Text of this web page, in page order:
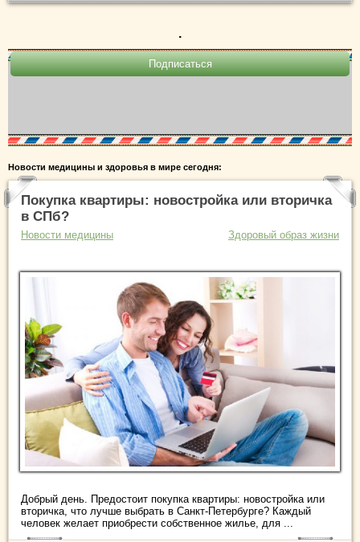
.
Новости медицины и здоровья в мире сегодня:
Покупка квартиры: новостройка или вторичка
в СПб?
Новости медицины Здоровый образ жизни
Добрый день. Предостоит покупка квартиры: новостройка или
вторичка, что лучше выбрать в Санкт-Петербурге? Каждый
человек желает приобрести собственное жилье, для ...